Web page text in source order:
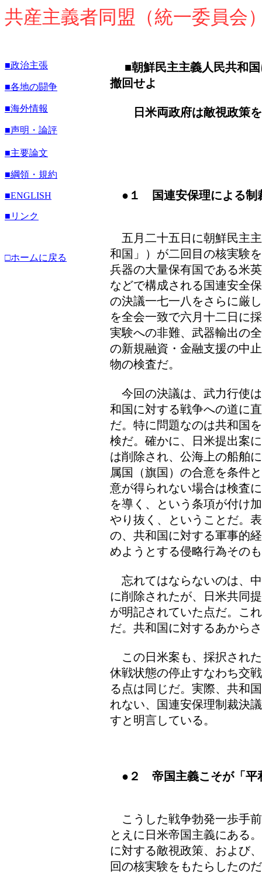
共産主義者同盟（統一委員会
■政治主張
■各地の闘争
■海外情報
■声明・論評
■主要論文
■綱領・規約
■ENGLISH
■リンク
□ホームに戻る
■朝鮮民主主義人民共和国
撤回せよ
日米両政府は敵視政策を
●１ 国連安保理による制
五月二十五日に朝鮮民主
和国」）が二回目の核実験
兵器の大量保有国である米
などで構成される国連安全
の決議一七一八をさらに厳
を全会一致で六月十二日に
実験への非難、武器輸出の
の新規融資・金融支援の中
物の検査だ。
今回の決議は、武力行使
和国に対する戦争への道に
だ。特に問題なのは共和国
検だ。確かに、日米提出案
は削除され、公海上の船舶
属国（旗国）の合意を条件
意が得られない場合は検査
を導く、という条項が付け
やり抜く、ということだ。
の、共和国に対する軍事的
めようとする侵略行為その
忘れてはならないのは、
に削除されたが、日米共同
が明記されていた点だ。こ
だ。共和国に対するあから
この日米案も、採択され
休戦状態の停止すなわち交
る点は同じだ。実際、共和
れない、国連安保理制裁決
すと明言している。
●２ 帝国主義こそが「平
こうした戦争勃発一歩手
とえに日米帝国主義にある
に対する敵視政策、および
回の核実験をもたらしたの